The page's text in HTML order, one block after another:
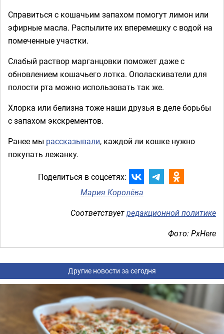
Справиться с кошачьим запахом помогут лимон или
эфирные масла. Распылите их вперемешку с водой на
помеченные участки.
Слабый раствор марганцовки поможет даже с
обновлением кошачьего лотка. Ополаскиватели для
полости рта можно использовать так же.
Хлорка или белизна тоже наши друзья в деле борьбы
с запахом экскрементов.
Ранее мы рассказывали, каждой ли кошке нужно
покупать лежанку.
Поделиться в соцсетях:
Мария Королёва
Соответствуетредакционной политике
Фото: PxHere
Другие новости за сегодня